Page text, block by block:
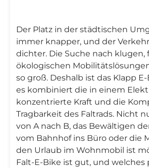
Der Platz in der städtischen
immer knapper, und der
dichter. Die Suche nach klugen,
ökologischen
so groß. Deshalb ist das Klapp
es kombiniert die in einem
konzentrierte Kraft und die
Tragbarkeit des Faltrads. Nicht
von A nach B, das Bewältigen
vom Bahnhof ins Büro oder die
den Urlaub im Wohnmobil ist
Falt-E-Bike ist gut, und welches